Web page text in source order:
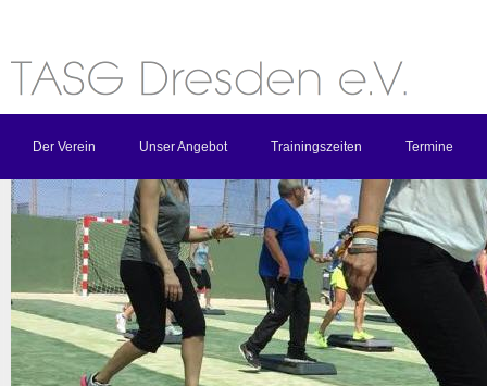
Der Verein Unser Angebot Trainingszeiten Termine